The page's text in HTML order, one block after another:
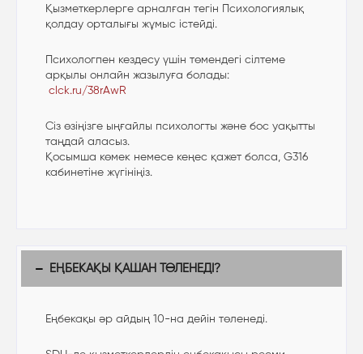
Қызметкерлерге арналған тегін Психологиялық
қолдау орталығы жұмыс істейді.
Психологпен кездесу үшін төмендегі сілтеме
арқылы онлайн жазылуға болады:
clck.ru/38rAwR
Сіз өзіңізге ыңғайлы психологты және бос уақытты
таңдай аласыз.
Қосымша көмек немесе кеңес қажет болса, G316
кабинетіне жүгініңіз.
ЕҢБЕКАҚЫ ҚАШАН ТӨЛЕНЕДІ?
Еңбекақы әр айдың 10-на дейін төленеді.